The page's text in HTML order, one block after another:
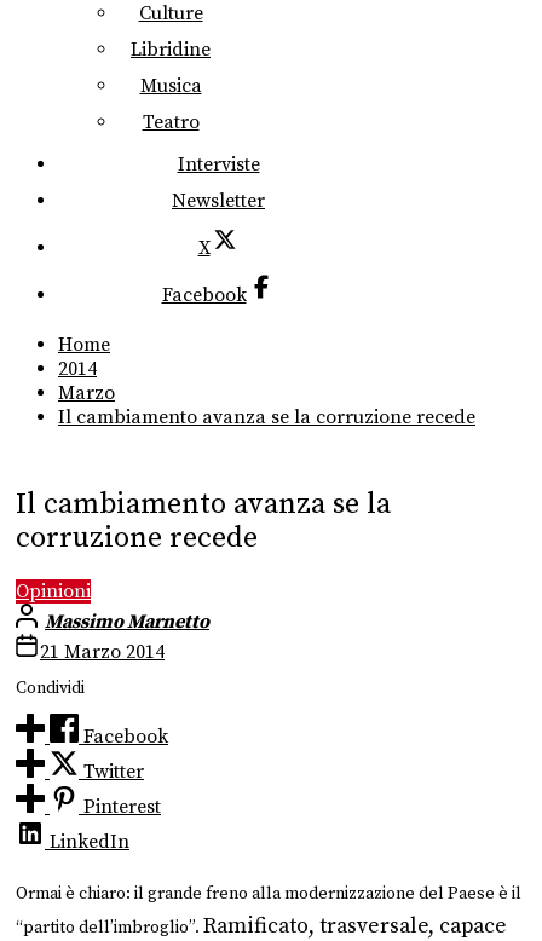
Culture
Libridine
Musica
Teatro
Interviste
Newsletter
X
Facebook
Home
2014
Marzo
Il cambiamento avanza se la corruzione recede
Il cambiamento avanza se la
corruzione recede
Opinioni
Massimo Marnetto
21 Marzo 2014
Condividi
Facebook
Twitter
Pinterest
LinkedIn
Ormai è chiaro: il grande freno alla modernizzazione del Paese è il
“partito dell’imbroglio”. Ramificato, trasversale, capace